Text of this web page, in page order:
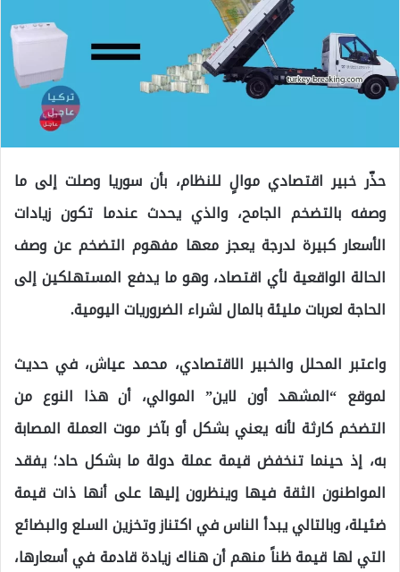
حذّر خبير اقتصادي موالٍ للنظام، بأن سوريا وصلت إلى ما
وصفه بالتضخم الجامح، والذي يحدث عندما تكون زيادات
الأسعار كبيرة لدرجة يعجز معها مفهوم التضخم عن وصف
الحالة الواقعية لأي اقتصاد، وهو ما يدفع المستهلكين إلى
الحاجة لعربات مليئة بالمال لشراء الضروريات اليومية.
واعتبر المحلل والخبير الاقتصادي، محمد عياش، في حديث
لموقع “المشهد أون لاين” الموالي، أن هذا النوع من
التضخم كارثة لأنه يعني بشكل أو بآخر موت العملة المصابة
به، إذ حينما تنخفض قيمة عملة دولة ما بشكل حاد؛ يفقد
المواطنون الثقة فيها وينظرون إليها على أنها ذات قيمة
ضئيلة، وبالتالي يبدأ الناس في اكتناز وتخزين السلع والبضائع
التي لها قيمة ظناً منهم أن هناك زيادة قادمة في أسعارها،